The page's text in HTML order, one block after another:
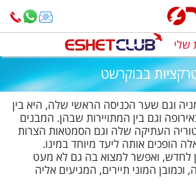
שלי
בבוקרשט
וגם שער הכניסה הראשי שלה, היא בין
וגם בין המתויירות שבהן. המבנים
העתיקה שלה וגם הסמטאות הצרות
הופכים אותה ליעד מיוחד במינו.
לחדש, ואפשר למצוא בה גם לא מעט
המוני תיירים, המגיעים אליה